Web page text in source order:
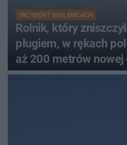
INCYDENT W GLIWICACH
Rolnik, który
pługiem, w rękach
aż 200 metrów nowej